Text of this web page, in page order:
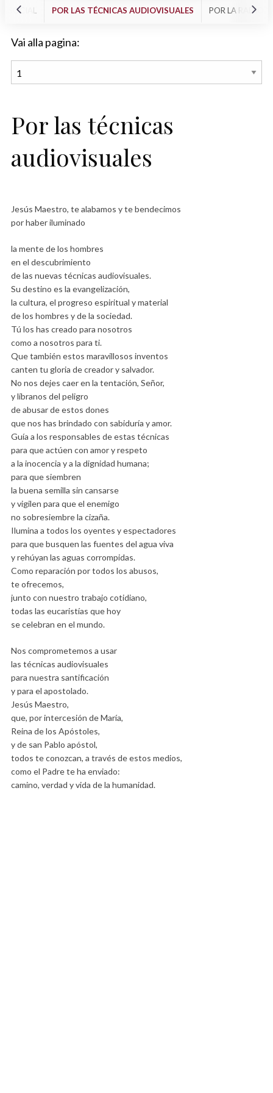
SOCIAL POR LAS TÉCNICAS AUDIOVISUALES POR LA RADIO
Vai alla pagina:
Por las técnicas
audiovisuales
Jesús Maestro, te alabamos y te bendecimos
por haber iluminado
la mente de los hombres
en el descubrimiento
de las nuevas técnicas audiovisuales.
Su destino es la evangelización,
la cultura, el progreso espiritual y material
de los hombres y de la sociedad.
Tú los has creado para nosotros
como a nosotros para ti.
Que también estos maravillosos inventos
canten tu gloria de creador y salvador.
No nos dejes caer en la tentación, Señor,
y líbranos del peligro
de abusar de estos dones
que nos has brindado con sabiduría y amor.
Guía a los responsables de estas técnicas
para que actúen con amor y respeto
a la inocencia y a la dignidad humana;
para que siembren
la buena semilla sin cansarse
y vigilen para que el enemigo
no sobresiembre la cizaña.
Ilumina a todos los oyentes y espectadores
para que busquen las fuentes del agua viva
y rehúyan las aguas corrompidas.
Como reparación por todos los abusos,
te ofrecemos,
junto con nuestro trabajo cotidiano,
todas las eucaristías que hoy
se celebran en el mundo.
Nos comprometemos a usar
las técnicas audiovisuales
para nuestra santificación
y para el apostolado.
Jesús Maestro,
que, por intercesión de María,
Reina de los Apóstoles,
y de san Pablo apóstol,
todos te conozcan, a través de estos medios,
como el Padre te ha enviado:
camino, verdad y vida de la humanidad.